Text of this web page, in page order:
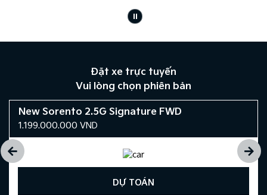
Đặt xe trực tuyến
Vui lòng chọn phiên bản
New Sorento 2.5G Signature FWD
1.199.000.000 VND
DỰ TOÁN